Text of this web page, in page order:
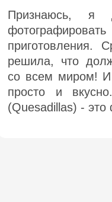
Признаюсь, я
приготовления.
решила, что
со всем миром! И
просто и
(Quesadillas) - это